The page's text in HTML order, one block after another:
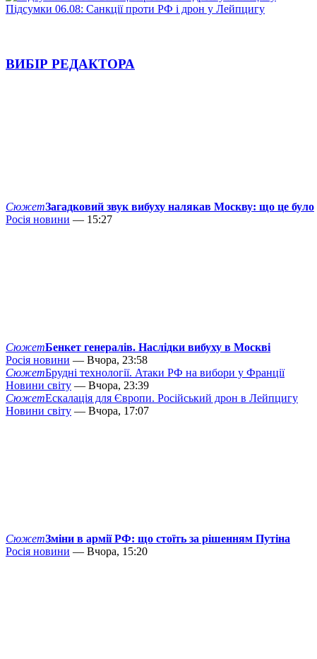
Підсумки 06.08: Санкції проти РФ і дрон у Лейпцигу
ВИБІР РЕДАКТОРА
СюжетЗагадковий звук вибуху налякав Москву: що це було
Росія новини — 15:27
СюжетБенкет генералів. Наслідки вибуху в Москві
Росія новини — Вчора, 23:58
СюжетБрудні технології. Атаки РФ на вибори у Франції
Новини світу — Вчора, 23:39
СюжетЕскалація для Європи. Російський дрон в Лейпцигу
Новини світу — Вчора, 17:07
СюжетЗміни в армії РФ: що стоїть за рішенням Путіна
Росія новини — Вчора, 15:20